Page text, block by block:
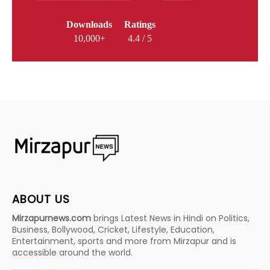
Downloads
10,000+
Ratings
4.4 / 5
ABOUT US
Mirzapurnews.com brings Latest News in Hindi on Politics,
Business, Bollywood, Cricket, Lifestyle, Education,
Entertainment, sports and more from Mirzapur and is
accessible around the world.